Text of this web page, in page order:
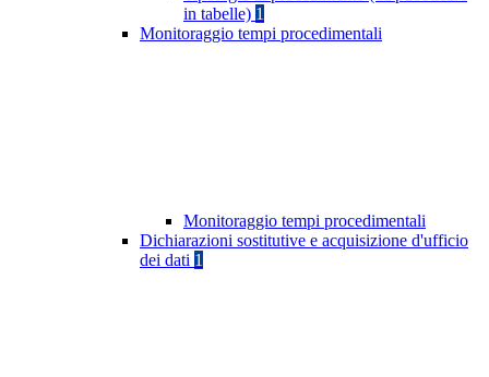
in tabelle) 1
Monitoraggio tempi procedimentali
Monitoraggio tempi procedimentali
Dichiarazioni sostitutive e acquisizione d'ufficio
dei dati 1